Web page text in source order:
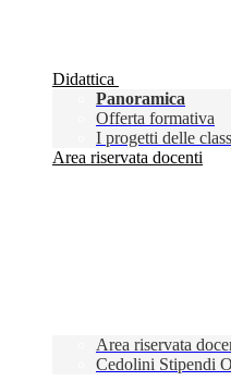
Didattica
Panoramica
Offerta formativa
I progetti delle
Area riservata docenti
Area riservata
Cedolini Stipendi